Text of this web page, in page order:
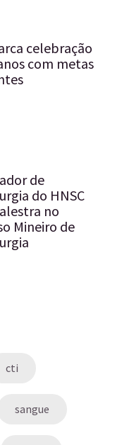
celebração
com metas
de
do HNSC
no
Mineiro de
cti
sangue